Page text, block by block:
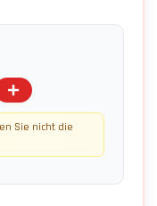
Sie nicht die